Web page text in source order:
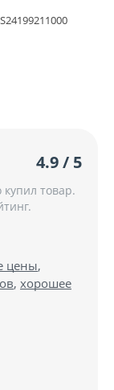
S24199211000
4.9 / 5
купил товар.
цены,
, хорошее